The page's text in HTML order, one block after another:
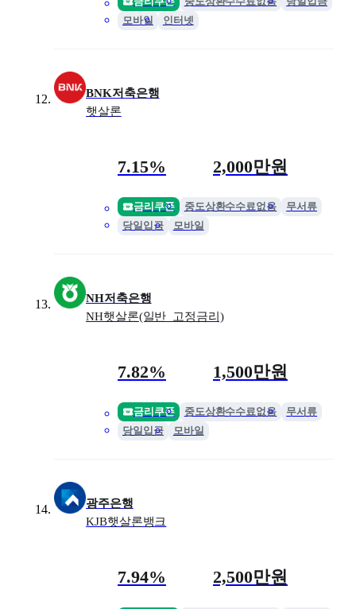
모바일
인터넷
BNK저축은행
햇살론
금리7.15%
최대 한도 2,000만원
금리쿠폰 중도상환수수료없음
무서류
당일입금
모바일
NH저축은행
NH햇살론(일반_고정금리)
금리7.82%
최대 한도 1,500만원
금리쿠폰 중도상환수수료없음
무서류
당일입금
모바일
광주은행
KJB햇살론뱅크
금리7.94%
최대 한도 2,500만원